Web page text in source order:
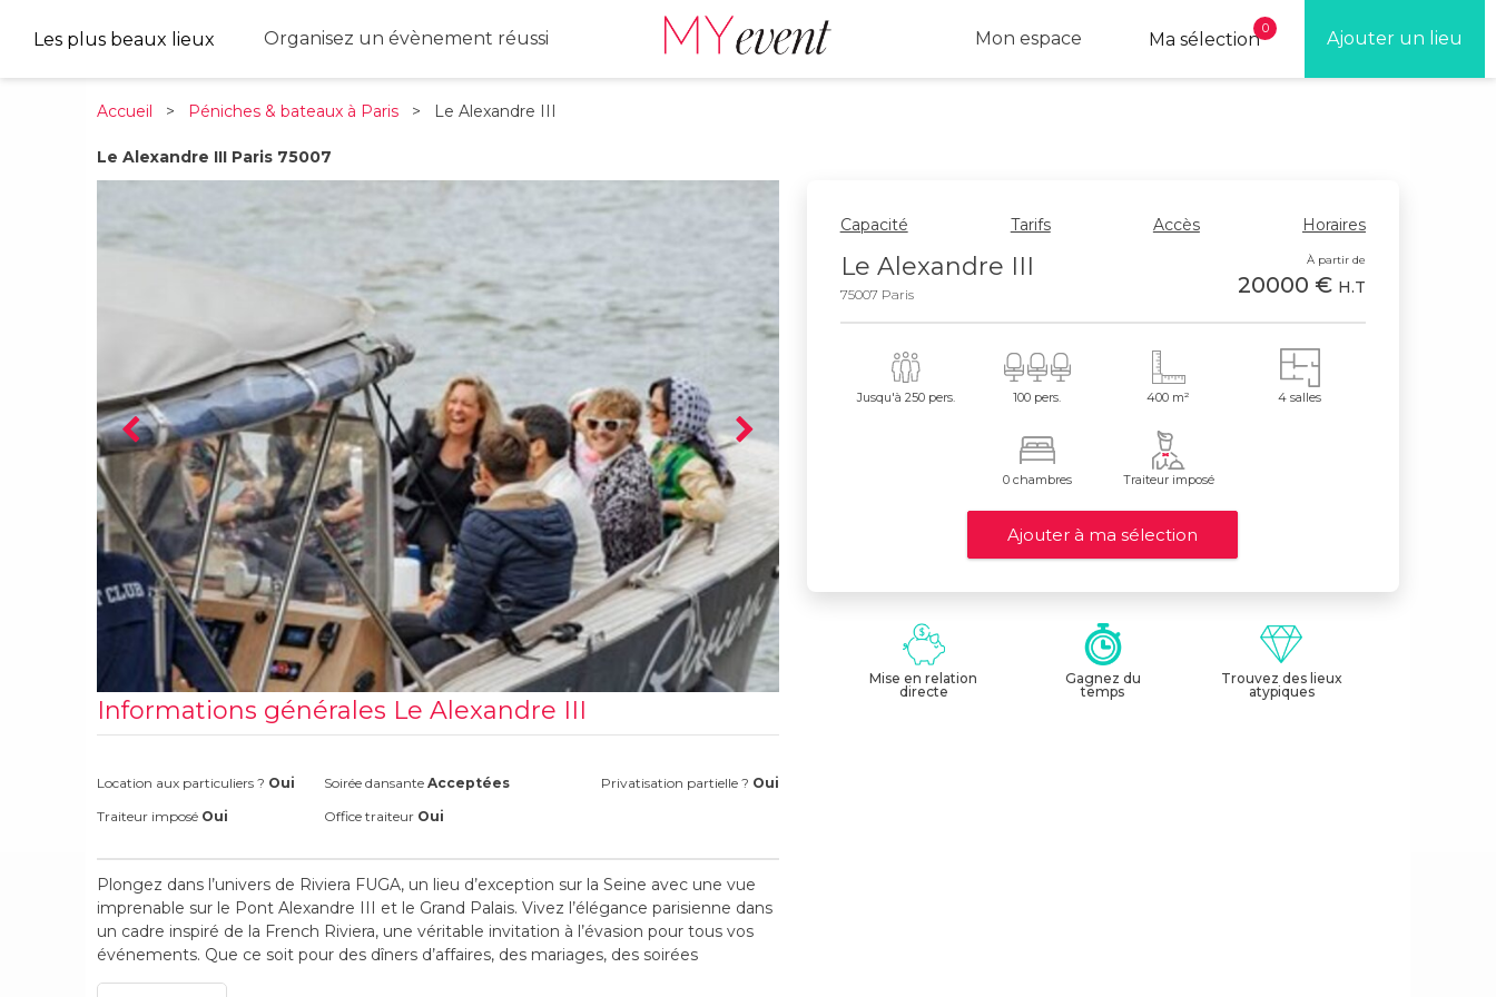
Les plus beaux lieux Organisez un évènement réussi Ajouter un lieu
Ma sélection
0
Mon espace
Accueil > Péniches & bateaux à Paris > Le Alexandre III
Le Alexandre III Paris 75007
Informations générales Le Alexandre III
Location aux particuliers ? Oui Soirée dansanteAcceptées Privatisation partielle ? Oui
Traiteur imposé Oui Office traiteur Oui
Plongez dans l’univers de Riviera FUGA, un lieu d’exception sur la Seine avec une vue
imprenable sur le Pont Alexandre III et le Grand Palais. Vivez l’élégance parisienne dans
un cadre inspiré de la French Riviera, une véritable invitation à l’évasion pour tous vos
événements. Que ce soit pour des dîners d’affaires, des mariages, des soirées
d’entreprise ou tout autre événement spécial, profitez d’une atmosphère unique en
Capacité Tarifs Accès Horaires
Le Alexandre III
75007 Paris
À partir de
20000 € H.T
Jusqu'à 250 pers. 100 pers. 400 m² 4 salles
0 chambres Traiteur imposé
Mise en relation
directe
Gagnez du
temps
Trouvez des lieux
atypiques